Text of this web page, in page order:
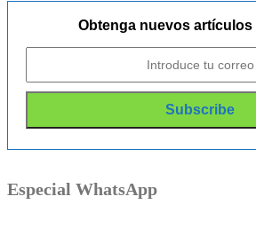
Obtenga nuevos artículos
Especial WhatsApp